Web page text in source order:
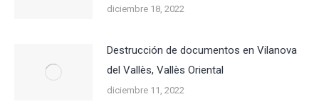
diciembre 18, 2022
Destrucción de documentos en Vilanova
del Vallès, Vallès Oriental
diciembre 11, 2022